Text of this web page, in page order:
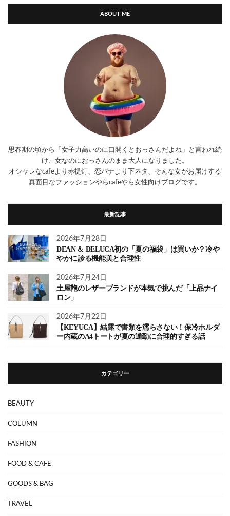
ABOUT ME
思春期の頃から「女子力高いのに口開くとおっさんだよね」と言われ続
け、女なのにおっさんのまま大人になりました。
オシャレなcafeより赤提灯、恋バナより下ネタ、そんな女がお届けする
真面目なファッションやらcafeやら女性向けブログです。
最新記事
2026年7月28日
DEAN & DELUCA初の「夏の福袋」は買いか？冷や
やかに診る機能美と合理性
2026年7月24日
土屋鞄のレザーブランドが本気で挑んだ「上品ナイ
ロン」
2026年7月22日
【KEYUCA】結露で書類を濡らさない！保冷ホルダ
ー内蔵のA4トートが夏の通勤に合理的すぎる話
カテゴリー
BEAUTY
COLUMN
FASHION
FOOD & CAFE
GOODS & BAG
TRAVEL